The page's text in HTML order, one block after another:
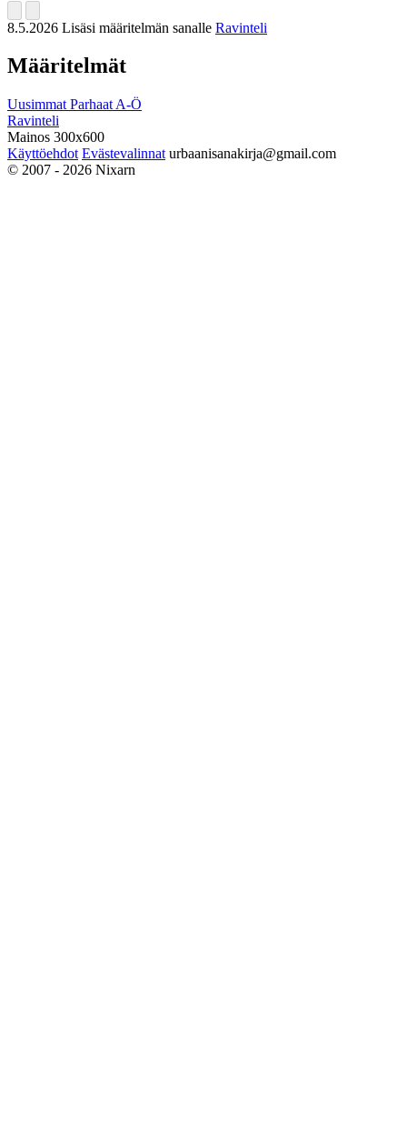
8.5.2026 Lisäsi määritelmän sanalle Ravinteli
Määritelmät
Uusimmat Parhaat A-Ö
Ravinteli
Mainos 300x600
Käyttöehdot Evästevalinnat urbaanisanakirja@gmail.com
© 2007 - 2026 Nixarn